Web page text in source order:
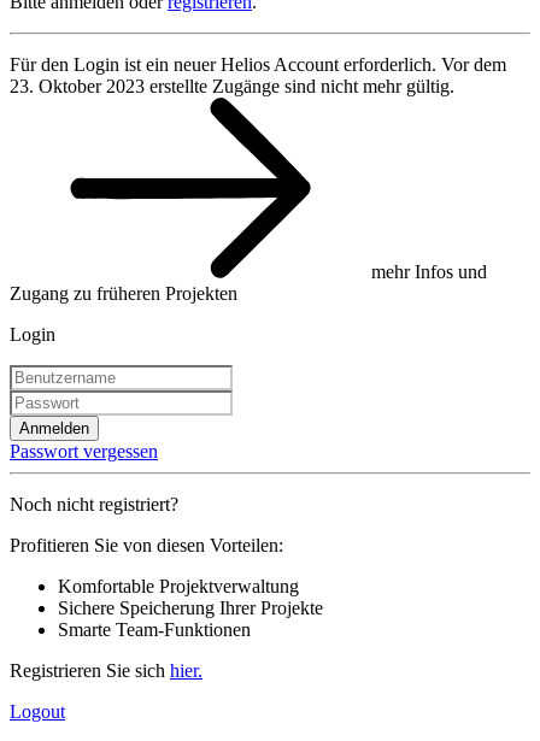
Für den Login ist ein neuer Helios Account erforderlich. Vor dem
23. Oktober 2023 erstellte Zugänge sind nicht mehr gültig.
mehr Infos und
Zugang zu früheren Projekten
Login
Anmelden
Passwort vergessen
Noch nicht registriert?
Profitieren Sie von diesen Vorteilen:
Komfortable Projektverwaltung
Sichere Speicherung Ihrer Projekte
Smarte Team-Funktionen
Registrieren Sie sich hier.
Logout